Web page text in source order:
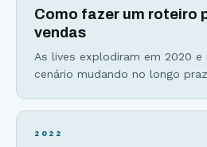
que eu vou escrever de
Como fazer um roteiro
vendas
As lives explodiram em 2020 e
cenário mudando no longo
ferramentas de vendas, muito
2022